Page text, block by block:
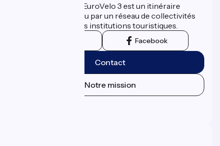
La Scandibérique-EuroVelo 3 est un itinéraire
développé et promu par un réseau de collectivités
territoriales et leurs institutions touristiques.
Facebook
Contact
Notre mission